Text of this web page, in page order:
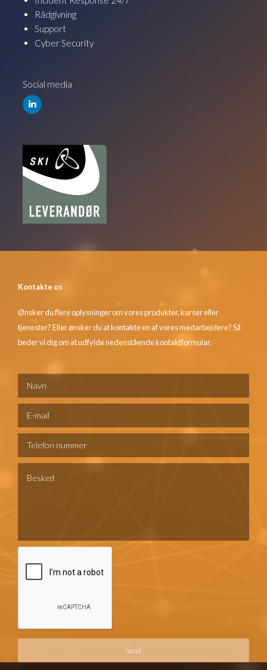
Rådgivning
Support
Cyber Security
Social media
Kontakte os
Ønsker du flere oplysninger om vores produkter, kurser eller
tjenester? Eller ønsker du at kontakte en af vores medarbejdere? Så
beder vi dig om at udfylde nedenstående kontaktformular.